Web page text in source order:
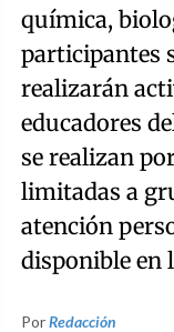
química,
participantes
realizarán
educadores
se realizan
limitadas a
atención
disponible en
PorRedacción